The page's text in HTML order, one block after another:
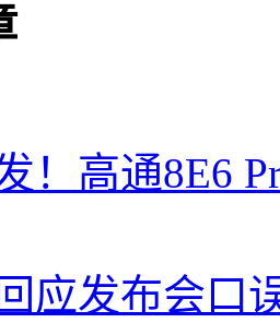
！高通8E6
应发布会口